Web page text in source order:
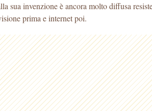
sua invenzione è ancora molto diffusa
prima e internet poi.